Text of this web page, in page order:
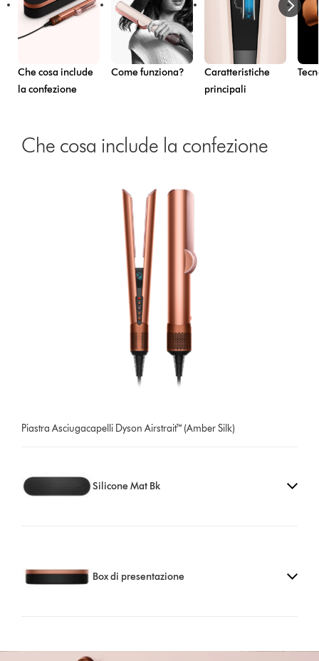
Che cosa include
la confezione
Come funziona?
Caratteristiche
principali
Che cosa include la confezione
Piastra Asciugacapelli Dyson Airstrait™ (Amber Silk)
Silicone Mat Bk
Box di presentazione